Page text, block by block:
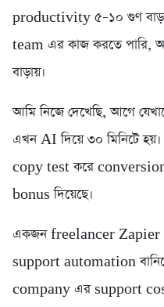
productivity ৫–১০ গুণ
team এর কাজ করতে
বাড়ায়।
আমি নিজে দেখেছি, আগে
এখন AI দিয়ে ৩০ মিনিটে
copy test করে conversion
bonus দিয়েছে।
একজন freelancer Zapier
support automation
company এর support